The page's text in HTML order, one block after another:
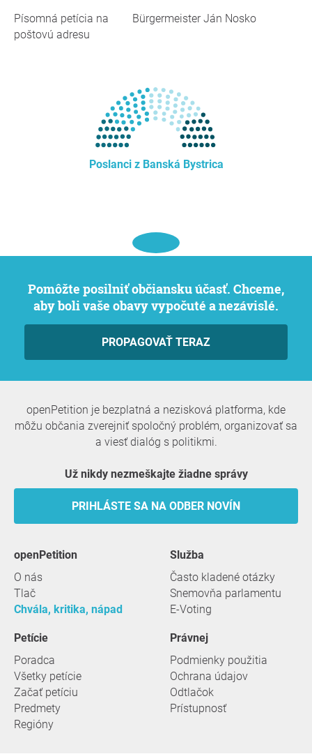
Písomná petícia na
poštovú adresu
Bürgermeister Ján Nosko
Poslanci z Banská Bystrica
Pomôžte posilniť občiansku účasť. Chceme,
aby boli vaše obavy vypočuté a nezávislé.
PROPAGOVAŤ TERAZ
openPetition je bezplatná a nezisková platforma, kde
môžu občania zverejniť spoločný problém, organizovať sa
a viesť dialóg s politikmi.
Už nikdy nezmeškajte žiadne správy
PRIHLÁSTE SA NA ODBER NOVÍN
openPetition
O nás
Tlač
Chvála, kritika, nápad
služba
Často kladené otázky
Snemovňa parlamentu
E-Voting
Petície
Poradca
Všetky petície
Začať petíciu
Predmety
Regióny
Právnej
Podmienky použitia
Ochrana údajov
Odtlačok
Prístupnosť